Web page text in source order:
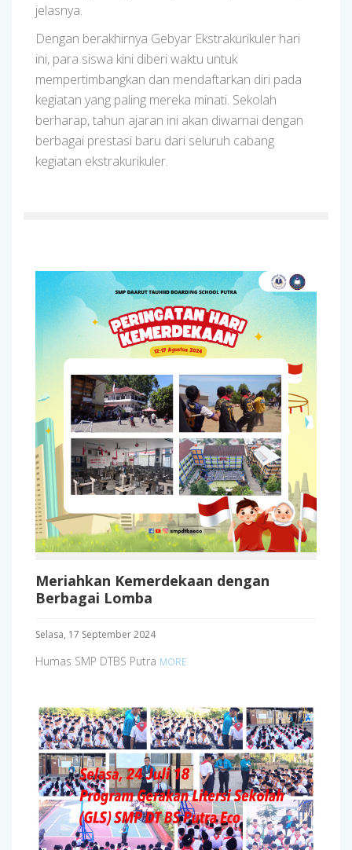
jelasnya.
Dengan berakhirnya Gebyar Ekstrakurikuler hari
ini, para siswa kini diberi waktu untuk
mempertimbangkan dan mendaftarkan diri pada
kegiatan yang paling mereka minati. Sekolah
berharap, tahun ajaran ini akan diwarnai dengan
berbagai prestasi baru dari seluruh cabang
kegiatan ekstrakurikuler.
Meriahkan Kemerdekaan dengan
Berbagai Lomba
Selasa, 17 September 2024
Humas SMP DTBS Putra MORE